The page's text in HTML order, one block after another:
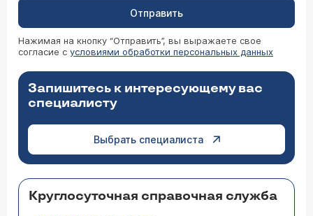
Отправить
Нажимая на кнопку “Отправить”, вы выражаете свое
согласие с условиями обработки персональных данных
Запишитесь к интересующему вас
специалисту
Выбрать специалиста
Круглосуточная справочная служба